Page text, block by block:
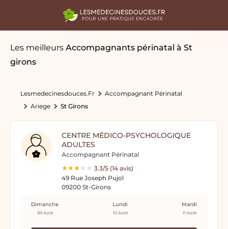
Les meilleurs Accompagnants périnatal à St
girons
Lesmedecinesdouces.fr
Accompagnant Périnatal
Ariege
St Girons
CENTRE MÉDICO-PSYCHOLOGIQUE
ADULTES
Accompagnant Périnatal
3.3/5 (14 avis)
49 Rue Joseph Pujol
09200 St-Girons
Dimanche
09 Août
Lundi
10 Août
Mardi
11 Août